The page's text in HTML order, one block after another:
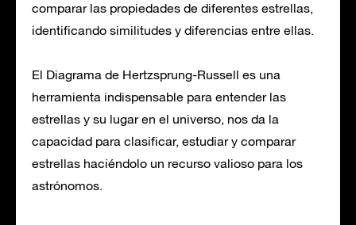
comparar las propiedades de diferentes estrellas,
identificando similitudes y diferencias entre ellas.
El Diagrama de Hertzsprung-Russell es una
herramienta indispensable para entender las
estrellas y su lugar en el universo, nos da la
capacidad para clasificar, estudiar y comparar
estrellas haciéndolo un recurso valioso para los
astrónomos.